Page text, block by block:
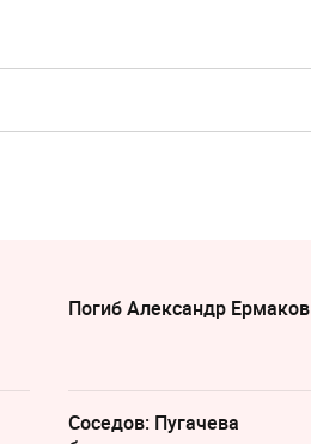
Погиб Александр Ермаков
Соседов: Пугачева